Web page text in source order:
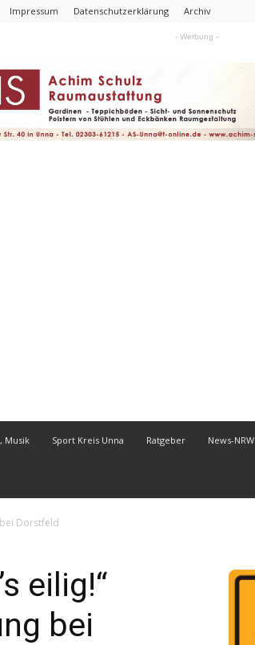
Impressum Datenschutzerklärung Archiv
- Werbung -
Musik Sport Kreis Unna Ratgeber News-NRW
Dorstfeld
eilig!“
bei